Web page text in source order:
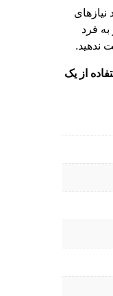
نیازهای
فرد
از یک